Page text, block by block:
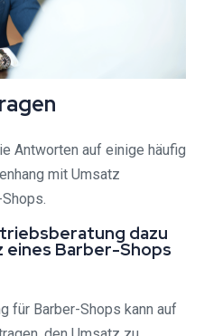
Antworten auf einige häufig
mit Umsatz
dazu
eines Barber-Shops
für Barber-Shops kann auf